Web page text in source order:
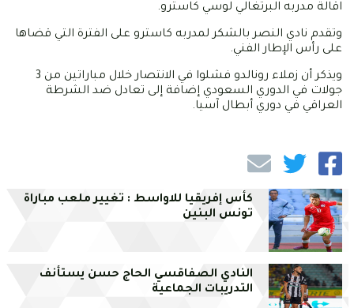
اقالة مدربه البرتغالي لوسي كاسترو.
وتقدم نادي النصر بالشكر لمدربه كاسترو على الفترة التي قضاها
على رأس الإطار الفني.
ويذكر أن زملاء رونالدو فشلوا في الانتصار خلال مباراتين من 3
جولات في الدوري السعودي إضافة إلى تعادل ضد الشرطة
العراقي في دوري أبطال آسيا.
كأس إفريقيا للاواسط : تغيير ملعب مباراة
تونس البنين
النادي الصفاقسي الحاج حسن يستأنف
التدريبات الجماعية